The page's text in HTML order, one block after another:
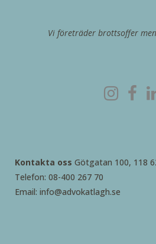
Vi företräder brottsoffer
Kontakta oss Götgatan 100, 118
Telefon: 08-400 267 70
Email: info@advokatlagh.se